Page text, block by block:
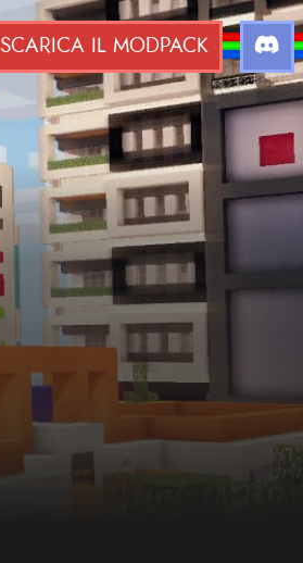
SCARICA IL MODPACK